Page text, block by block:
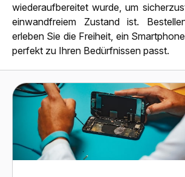
wiederaufbereitet wurde, um
einwandfreiem Zustand ist.
erleben Sie die Freiheit, ein
perfekt zu Ihren Bedürfnissen passt.